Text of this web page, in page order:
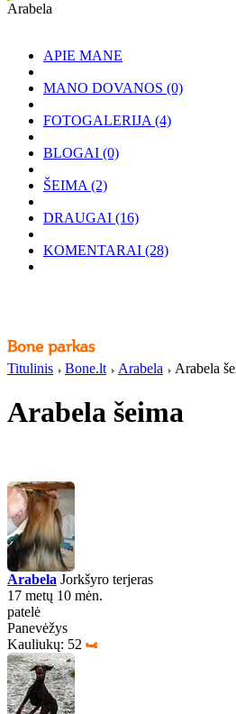
Arabela
APIE MANE
MANO DOVANOS (0)
FOTOGALERIJA (4)
BLOGAI (0)
ŠEIMA (2)
DRAUGAI (16)
KOMENTARAI (28)
Titulinis Bone.lt Arabela Arabela
Arabela šeima
Arabela Jorkšyro terjeras
17 metų 10 mėn.
patelė
Panevėžys
Kauliukų: 52